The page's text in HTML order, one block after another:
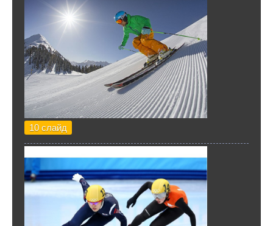
10 слайд